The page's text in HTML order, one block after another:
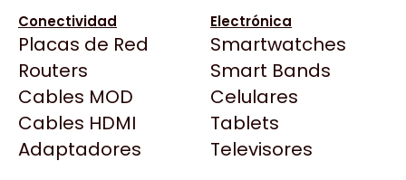
Conectividad
Placas de Red
Routers
Cables MOD
Cables HDMI
Adaptadores
Electrónica
Smartwatches
Smart Bands
Celulares
Tablets
Televisores
Deepcool
Dell
EVGA
Gamemax
Genesis
Genius
Click Gaming
Compufan Store
Dinobyte
Full H4rd
Gaming City
Gezatek